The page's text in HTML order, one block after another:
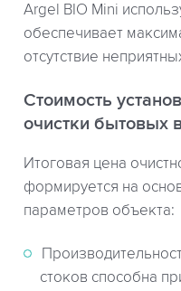
Argel BIO Mini
обеспечивает
отсутствие
Стоимость
очистки бытовых
Итоговая цена
формируется на
параметров объекта:
стоков способна